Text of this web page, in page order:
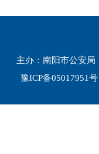
主办：南阳市公安
豫ICP备05017951号